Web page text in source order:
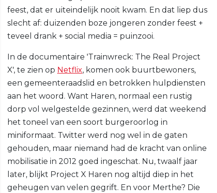
feest, dat er uiteindelijk nooit kwam. En dat liep dus
slecht af: duizenden boze jongeren zonder feest +
teveel drank + social media = puinzooi.
In de documentaire 'Trainwreck: The Real Project
X', te zien op Netflix, komen ook buurtbewoners,
een gemeenteraadslid en betrokken hulpdiensten
aan het woord. Want Haren, normaal een rustig
dorp vol welgestelde gezinnen, werd dat weekend
het toneel van een soort burgeroorlog in
miniformaat. Twitter werd nog wel in de gaten
gehouden, maar niemand had de kracht van online
mobilisatie in 2012 goed ingeschat. Nu, twaalf jaar
later, blijkt Project X Haren nog altijd diep in het
geheugen van velen gegrift. En voor Merthe? Die